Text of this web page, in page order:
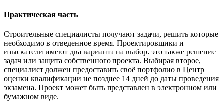
Практическая часть
Строительные специалисты получают задачи, решить которые
необходимо в отведенное время. Проектировщики и
изыскатели имеют два варианта на выбор: это также решение
задач или защита собственного проекта. Выбирая второе,
специалист должен предоставить своё портфолио в Центр
оценки квалификации не позднее 14 дней до даты проведения
экзамена. Проект может быть представлен в электронном или
бумажном виде.